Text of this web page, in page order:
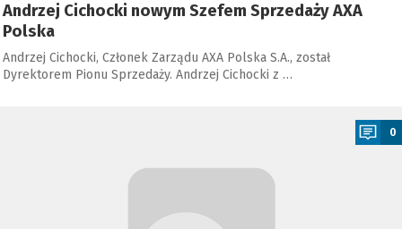
Andrzej Cichocki nowym Szefem Sprzedaży AXA
Polska
Andrzej Cichocki, Członek Zarządu AXA Polska S.A., został
Dyrektorem Pionu Sprzedaży. Andrzej Cichocki z …
0